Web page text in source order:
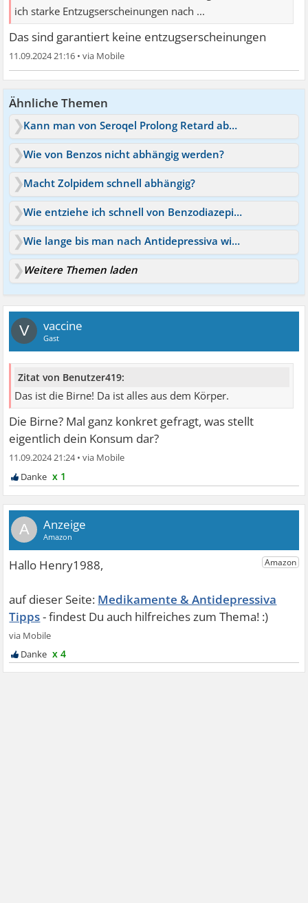
ich starke Entzugserscheinungen nach ...
Das sind garantiert keine entzugserscheinungen
11.09.2024 21:16 •
Ähnliche Themen
Kann man von Seroqel Prolong Retard abhängig werden?
Wie von Benzos nicht abhängig werden?
Macht Zolpidem schnell abhängig?
Wie entziehe ich schnell von Benzodiazepine
Wie lange bis man nach Antidepressiva wieder Potent wird?
Weitere Themen laden
V vaccine
Gast
Zitat von Benutzer419:
Das ist die Birne! Da ist alles aus dem Körper.
Die Birne? Mal ganz konkret gefragt, was stellt
eigentlich dein Konsum dar?
11.09.2024 21:24•
x 1
A
Medikamente & Antidepressiva
Tipps
x 4